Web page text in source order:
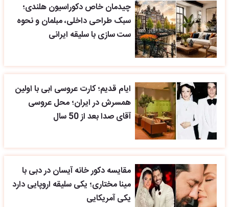
چیدمان خاص دکوراسیون هلندی؛
سبک طراحی داخلی، مبلمان و نحوه
ست سازی با سلیقه ایرانی
ایام قدیم؛ کارت عروسی ابی با اولین
همسرش در ایران؛ محل عروسی
آقای صدا بعد از 50 سال
مقایسه دکور خانه آیسان در دبی با
مینا مختاری؛ یکی سلیقه اروپایی دارد
یکی آمریکایی